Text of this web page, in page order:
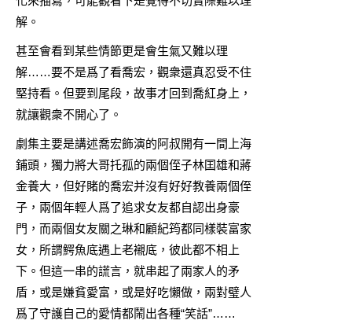
解。
甚至會看到某些情節更是會生氣又難以理
解……要不是爲了看喬宏，觀衆還真忍受不住
堅持看。但要到尾段，故事才回到喬紅身上，
就讓觀衆不開心了。
劇集主要是講述喬宏飾演的阿叔開有一間上海
鋪頭，獨力將大哥托孤的兩個侄子林囯雄和蔣
金養大，但好賭的喬宏并沒有好好教養兩個侄
子，兩個年輕人爲了追求女友都自認出身豪
門，而兩個女友關之琳和顧紀筠都同樣裝富家
女，所謂鰐魚底遇上老襯底，彼此都不相上
下。但這一串的謊言，就串起了兩家人的矛
盾，或是嫌貧愛富，或是好吃懶做，兩對璧人
爲了守護自己的愛情都鬧出各種“笑話”……